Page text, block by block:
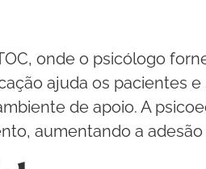
onde o psicólogo
ajuda os pacientes
de apoio. A
aumentando a